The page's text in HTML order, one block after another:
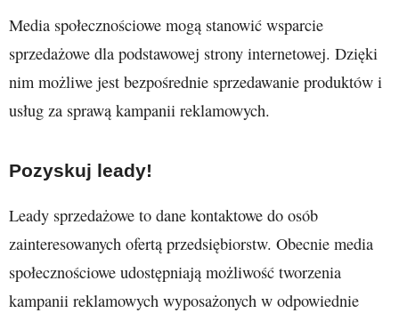
Media społecznościowe mogą stanowić wsparcie
sprzedażowe dla podstawowej strony internetowej. Dzięki
nim możliwe jest bezpośrednie sprzedawanie produktów i
usług za sprawą kampanii reklamowych.
Pozyskuj leady!
Leady sprzedażowe to dane kontaktowe do osób
zainteresowanych ofertą przedsiębiorstw. Obecnie media
społecznościowe udostępniają możliwość tworzenia
kampanii reklamowych wyposażonych w odpowiednie